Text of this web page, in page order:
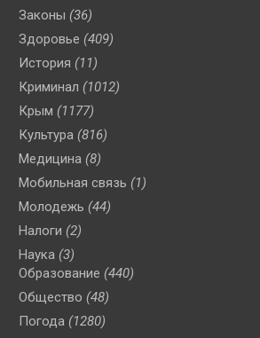
Законы (36)
Здоровье (409)
История (11)
Криминал (1012)
Крым (1177)
Культура (816)
Медицина (8)
Мобильная связь (1)
Молодежь (44)
Налоги (2)
Наука (3)
Образование (440)
Общество (48)
Погода (1280)